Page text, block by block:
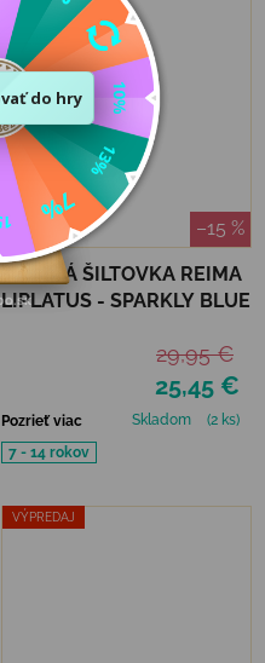
VÝPREDAJ
LETO 2026 🌊
–15 %
DETSKÁ ŠILTOVKA REIMA
LIPLATUS - SPARKLY BLUE
25,45 €
29,95 €
Pozrieť viac Skladom
(2 ks)
7 - 14 rokov
VÝPREDAJ